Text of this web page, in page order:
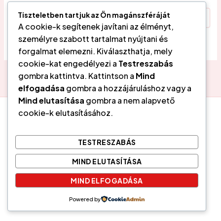
Search
for:
Adatvédelmi tájékoztató
Általános Szerződési Feltételek
Felhasználási feltételek
Minden jog fenntartva. © 2026 Veres Edit
Tiszteletben tartjuk az Ön magánszféráját
A cookie-k segítenek javítani az élményt,
személyre szabott tartalmat nyújtani és
forgalmat elemezni. Kiválaszthatja, mely
cookie-kat engedélyezi a Testreszabás
gombra kattintva. Kattintson a Mind
elfogadása gombra a hozzájáruláshoz vagy a
Mind elutasítása gombra a nem alapvető
cookie-k elutasításához.
TESTRESZABÁS
MIND ELUTASÍTÁSA
MIND ELFOGADÁSA
Powered by